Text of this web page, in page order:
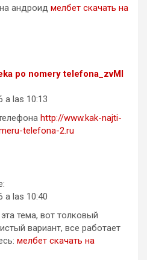
андроид мелбет скачать на
po nomery telefona_zvMl
a las 10:13
http://www.kak-najti-
telefona-2.ru
a las 10:40
тема, вот толковый
вариант, все работает
мелбет скачать на